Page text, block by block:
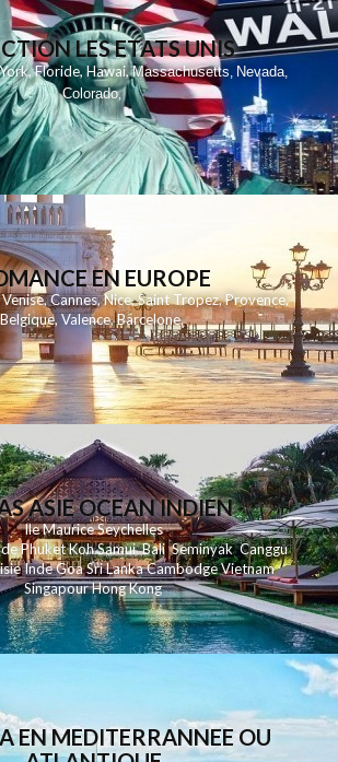
LES ETATS UNIS
,Floride,Hawai,Massachusetts, Nevada,
Colorado,
EN EUROPE
Venise,Cannes,Nice,Saint Tropez,Provence,
Belgique,Valence,Barcelone,
ASIE OCEAN INDIEN
Ile MauriceSeychelles
PhuketKohSamui Bali SeminyakCanggu
IndeGoaSri LankaCambodgeVietnam
SingapourHong Kong
EN MEDITERRANNEE OU